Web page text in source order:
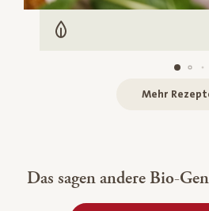
Vegetarisch
Mehr
Das sagen andere Bio-